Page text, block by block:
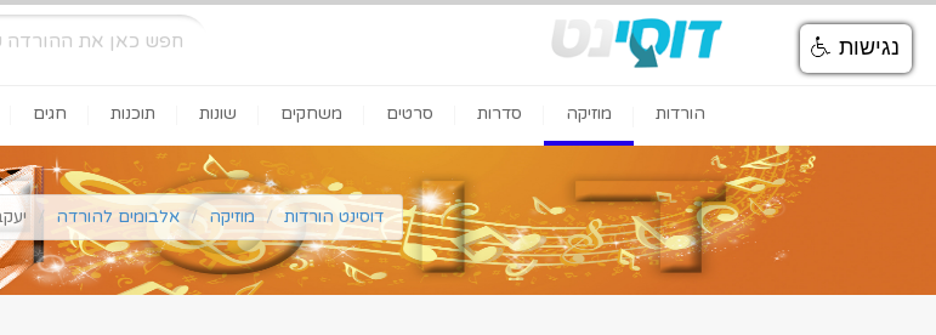
הורדות מוזיקה סדרות סרטים משחקים שונות תוכנות חגים
דוסינט הורדות מוזיקה אלבומים להורדה
נגישות